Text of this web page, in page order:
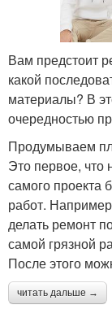
Вам предстоит
какой
материалы? В
очередностью
Продумываем
Это первое, что
самого проекта
работ.
делать ремонт
самой грязной
После этого
читать дальше →